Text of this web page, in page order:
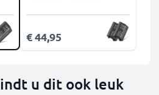
€ 44,95
u dit ook leuk